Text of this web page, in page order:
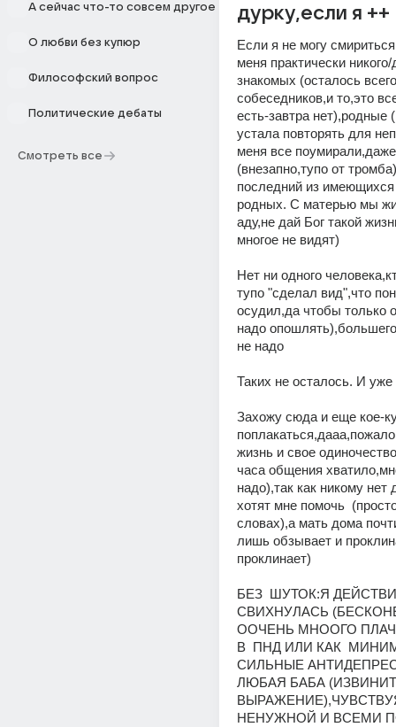
А сейчас что-то совсем другое
О любви без купюр
Философский вопрос
Политические дебаты
Смотреть все
дурку,если я ++
Если я не могу
меня практически
знакомых (осталось
собеседников,и то,это
есть-завтра нет),родные
устала повторять для
меня все
(внезапно,тупо от
последний из
родных. С матерью мы
аду,не дай Бог такой
многое не видят)
Нет ни одного
тупо "сделал вид",что
осудил,да чтобы только
надо
не надо
Таких не осталось. И
Захожу сюда и еще кое-
жизнь и свое
часа общения
надо),так как никому нет
хотят мне помочь
словах),а мать дома
лишь обзывает и
проклинает)
БЕЗ  ШУТОК:Я
СВИХНУЛАСЬ
ООЧЕНЬ МНООГО
В  ПНД ИЛИ КАК
СИЛЬНЫЕ
ЛЮБАЯ БАБА
НЕНУЖНОЙ И ВСЕМИ